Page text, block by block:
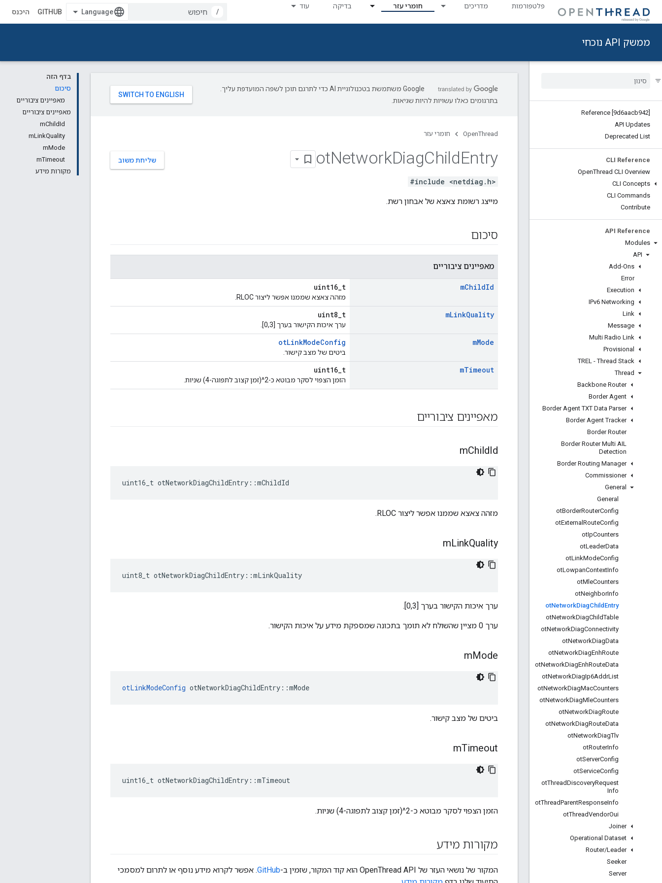
פלטפורמות מדריכים חומרי עזר בדיקה עוד
/
GITHUB היכנס
ממשק API נוכחי
Reference [9d6aacb942]
API Updates
Deprecated List
CLI Reference
OpenThread CLI Overview
CLI Concepts
CLI Commands
Contribute
API Reference
Modules
API
Add-Ons
Error
Execution
IPv6 Networking
Link
Message
Multi Radio Link
Provisional
TREL - Thread Stack
Thread
Backbone Router
Border Agent
Border Agent TXT Data Parser
Border Agent Tracker
Border Router
Border Router Multi AIL
Detection
Border Routing Manager
Commissioner
General
General
otBorderRouterConfig
otExternal RouteConfig
otIpCounters
otLeaderData
otLinkModeConfig
otLowpanContextInfo
otMleCounters
otNeighborInfo
otNetworkDiagChild Entry
otNetworkDiagChildTable
otNetworkDiagConnectivity
otNetworkDiagData
otNetworkDiagEnhRoute
otNetworkDiagEnhRouteData
otNetworkDiagIp6AddrList
otNetworkDiagMacCounters
otNetworkDiagMleCounters
otNetworkDiagRoute
otNetworkDiagRouteData
otNetworkDiagTlv
otRouterInfo
otServerConfig
otServiceConfig
otThreadDiscoveryRequest
Info
otThreadParentResponseInfo
otThreadVendorOui
Joiner
Operational Dataset
Router/Leader
Seeker
Server
בדף הזה
סיכום
מאפיינים ציבוריים
מאפיינים ציבוריים
mChildId
mLinkQuality
mMode
mTimeout
מקורות מידע
‫Google משתמשת בטכנולוגיית AI כדי לתרגם תוכן לשפה המועדפת עליך.
בתרגומים כאלו עשויות להיות שגיאות.
OpenThread חומרי עזר
שליחת משוב otNetworkDiagChildEntry
#include <netdiag.h>
מייצג רשומת צאצא של אבחון רשת.
סיכום
מאפיינים ציבוריים
mChildId
uint16_t
מזהה צאצא שממנו אפשר ליצור RLOC.
mLinkQuality
uint8_t
ערך איכות הקישור בערך [0,3].
mMode
otLinkModeConfig
ביטים של מצב קישור.
mTimeout
uint16_t
הזמן הצפוי לסקר מבוטא כ-2^(זמן קצוב לתפוגה-4) שניות.
מאפיינים ציבוריים
mChildId
uint16_t otNetworkDiagChildEntry ::mChildId
מזהה צאצא שממנו אפשר ליצור RLOC.
mLinkQuality
uint8_t otNetworkDiagChildEntry ::mLinkQuality
ערך איכות הקישור בערך [0,3].
ערך 0 מציין שהשולח לא תומך בתכונה שמספקת מידע על איכות הקישור.
mMode
otLinkModeConfig otNetworkDiagChildEntry ::mMode
ביטים של מצב קישור.
mTimeout
uint16_t otNetworkDiagChildEntry ::mTimeout
הזמן הצפוי לסקר מבוטא כ-2^(זמן קצוב לתפוגה-4) שניות.
מקורות מידע
המקור של נושאי העזר של OpenThread API הוא קוד המקור, שזמין ב- GitHub. אפשר לקרוא מידע נוסף או לתרום למסמכי